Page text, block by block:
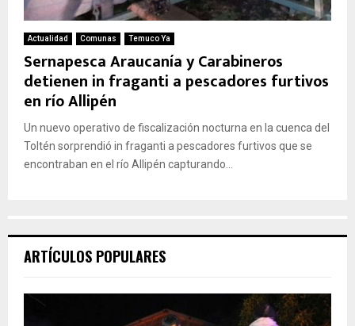
Actualidad Comunas Temuco Ya
Sernapesca Araucanía y Carabineros
detienen in fraganti a pescadores furtivos
en río Allipén
Un nuevo operativo de fiscalización nocturna en la cuenca del
Toltén sorprendió in fraganti a pescadores furtivos que se
encontraban en el río Allipén capturando...
ARTÍCULOS POPULARES